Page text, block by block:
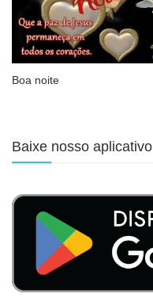
Boa noite
Baixe nosso aplicativo